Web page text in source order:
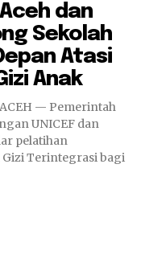
dan
Sekolah
Atasi
Anak
— Pemerintah
UNICEF dan
pelatihan
Terintegrasi bagi